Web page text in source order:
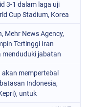
biar bisa
di media sosial
Kangen Band,
vokalis akibat
perawatan di
bantu backup
babang tamvan kita
sempat
3-1 dalam laga uji
Cup Stadium, Korea
Mehr News Agency,
Tertinggi Iran
menduduki jabatan
mempertebal
Indonesia,
untuk